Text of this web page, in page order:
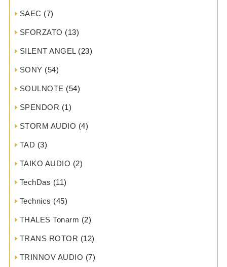
SAEC (7)
SFORZATO (13)
SILENT ANGEL(23)
SONY (54)
SOULNOTE (54)
SPENDOR (1)
STORM AUDIO (4)
TAD (3)
TAIKO AUDIO (2)
TechDas (11)
Technics (45)
THALES Tonarm (2)
TRANS ROTOR (12)
TRINNOV AUDIO (7)